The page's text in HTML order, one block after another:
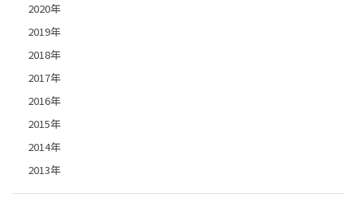
2020年
2019年
2018年
2017年
2016年
2015年
2014年
2013年